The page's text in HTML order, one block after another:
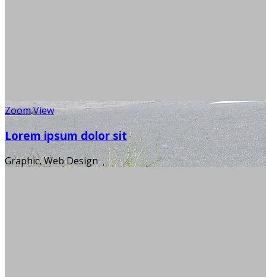
ZoomView
Lorem ipsum dolor sit
Graphic, Web Design